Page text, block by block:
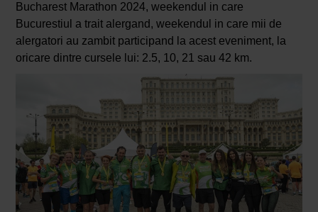
Bucharest Marathon 2024, weekendul in care
Bucurestiul a trait alergand, weekendul in care mii de
alergatori au zambit participand la acest eveniment, la
oricare dintre cursele lui: 2.5, 10, 21 sau 42 km.